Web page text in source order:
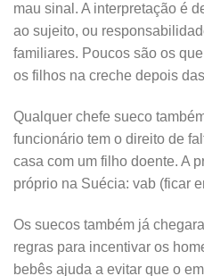
mau sinal. A interpretação é
ao sujeito, ou
familiares. Poucos são os
os filhos na creche depois
Qualquer chefe sueco
funcionário tem o direito de
casa com um filho doente. A
próprio na Suécia: vab (ficar
Os suecos também já
regras para incentivar os
bebês ajuda a evitar que o